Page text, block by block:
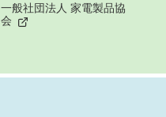
一般社団法人 家電製品協
会